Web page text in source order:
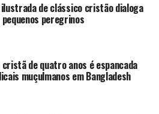
ilustrada de clássico cristão dialoga
pequenos peregrinos
cristã de quatro anos é espancada
muçulmanos em Bangladesh